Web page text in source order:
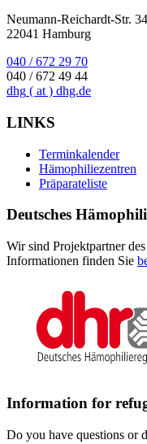
Neumann-Reichardt-Str. 34
22041 Hamburg
040 / 672 29 70
040 / 672 49 44
dhg ( at ) dhg.de
LINKS
Terminkalender
Hämophiliezentren
Präparateliste
Deutsches
Wir sind Projektpartner
Informationen finden Sie
Information for
Do you have questions or